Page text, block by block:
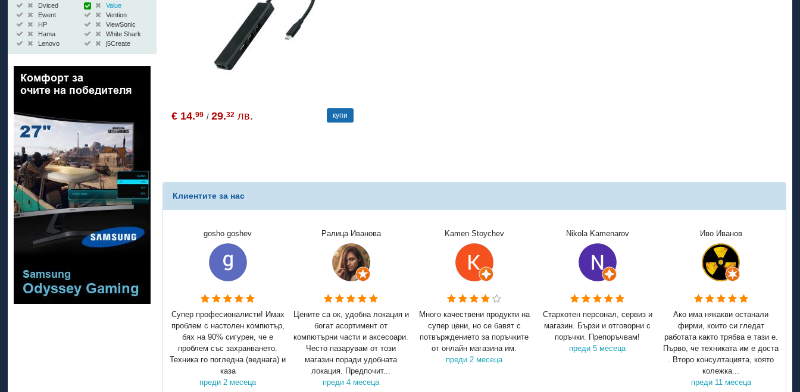
Dviced
Ewent
HP
Hama
Lenovo
Value
Vention
ViewSonic
White Shark
j5Create
€ 14.99 /29.32 лв. купи
Клиентите за нас
gosho goshev
Супер професионалисти! Имах
проблем с настолен компютър,
бях на 90% сигурен, че е
проблем със захранването.
Техника го погледна (веднага) и
каза
преди 2 месеца
Ралица Иванова
Цените са ок, удобна локация и
богат асортимент от
компютърни части и аксесоари.
Често пазарувам от този
магазин поради удобната
локация. Предпочит...
преди 4 месеца
Kamen Stoychev
Много качествени продукти на
супер цени, но се бавят с
потвърждението за поръчките
от онлайн магазина им.
преди 2 месеца
Nikola Kamenarov
Стархотен персонал, сервиз и
магазин. Бързи и отговорни с
поръчки. Препоръчвам!
преди 5 месеца
Иво Иванов
Ако има някакви останали
фирми, които си гледат
работата както трябва е тази е.
Първо, че техниката им е доста
. Второ консултацията, която
колежка...
преди 11 месеца